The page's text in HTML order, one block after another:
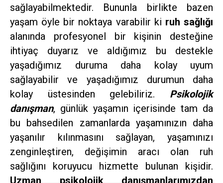
sağlayabilmektedir. Bununla birlikte bazen
yaşam öyle bir noktaya varabilir ki ruh sağlığı
alanında profesyonel bir kişinin desteğine
ihtiyaç duyarız ve aldığımız bu destekle
yaşadığımız duruma daha kolay uyum
sağlayabilir ve yaşadığımız durumun daha
kolay üstesinden gelebiliriz. Psikolojik
danışman, günlük yaşamın içerisinde tam da
bu bahsedilen zamanlarda yaşamınızın daha
yaşanılır kılınmasını sağlayan, yaşamınızı
zenginleştiren, değişimin aracı olan ruh
sağlığını koruyucu hizmette bulunan kişidir.
Uzman psikolojik danışmanlarımızdan